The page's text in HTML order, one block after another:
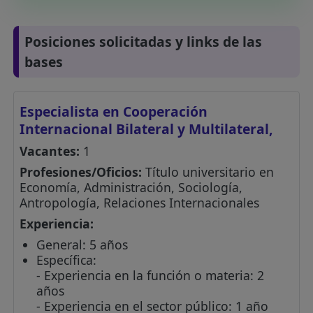
Posiciones solicitadas y links de las
bases
Especialista en Cooperación
Internacional Bilateral y Multilateral,
Vacantes: 1
Profesiones/Oficios: Título universitario en
Economía, Administración, Sociología,
Antropología, Relaciones Internacionales
Experiencia:
General: 5 años
Específica:
- Experiencia en la función o materia: 2
años
- Experiencia en el sector público: 1 año